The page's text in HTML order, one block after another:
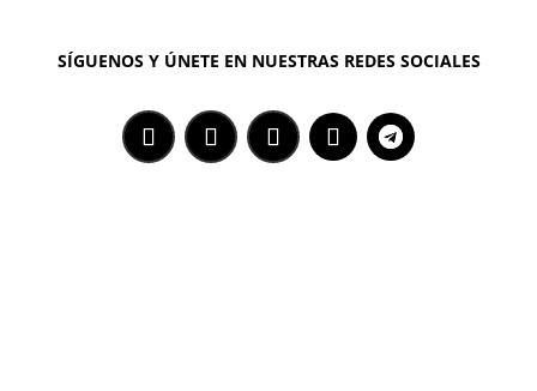
SÍGUENOS Y ÚNETE EN NUESTRAS REDES SOCIALES